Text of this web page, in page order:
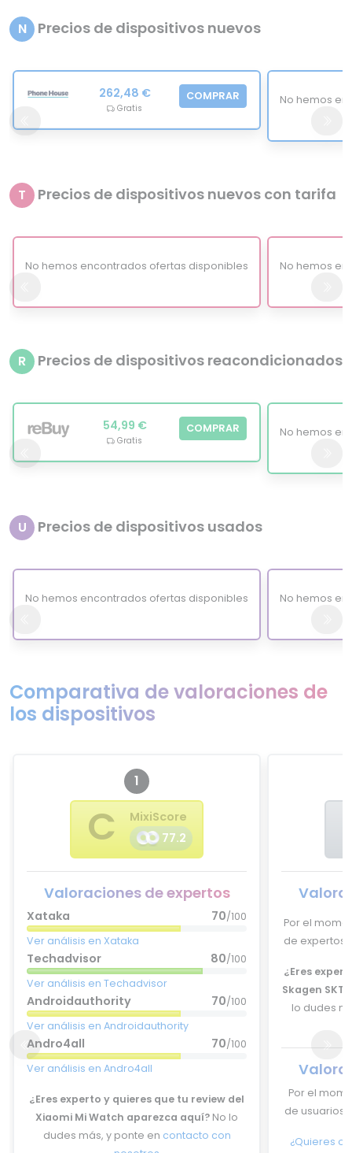
N Precios de dispositivos nuevos
262,48 €
Gratis
COMPRAR No hemos
T Precios de dispositivos nuevos con tarifa
No hemos encontrados ofertas disponibles No hemos
R Precios de dispositivos reacondicionados
54,99 €
Gratis
COMPRAR No hemos
U Precios de dispositivos usados
No hemos encontrados ofertas disponibles No hemos
Comparativa de valoraciones de
los dispositivos
1
C
MixiScore
77.2
Valoraciones de expertos
Xataka 70/100
Ver análisis en Xataka
Techadvisor 80/100
Ver análisis en Techadvisor
Androidauthority 70/100
Ver análisis en Androidauthority
Andro4all 70/100
Ver análisis en Andro4all
¿Eres experto y quieres que tu review del
Xiaomi Mi Watch aparezca aquí? No lo
dudes más, y ponte en contacto con
Por el
de expertos
¿Eres
Skagen
lo dudes
Por el
de usuarios
¿Quieres